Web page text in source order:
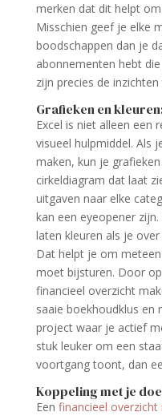
merken dat dit helpt
Misschien geef je elke
boodschappen dan je
abonnementen hebt
zijn precies de
Grafieken en
Excel is niet alleen een
visueel hulpmiddel. Als
maken, kun je
cirkeldiagram dat laat
uitgaven naar elke
kan een eyeopener
laten kleuren als je
Dat helpt je om
moet bijsturen. Door
financieel overzicht
saaie boekhoudklus en
project waar je actief
stuk leuker om een
voortgang toont, dan
Koppeling met je
Een financieel overzicht